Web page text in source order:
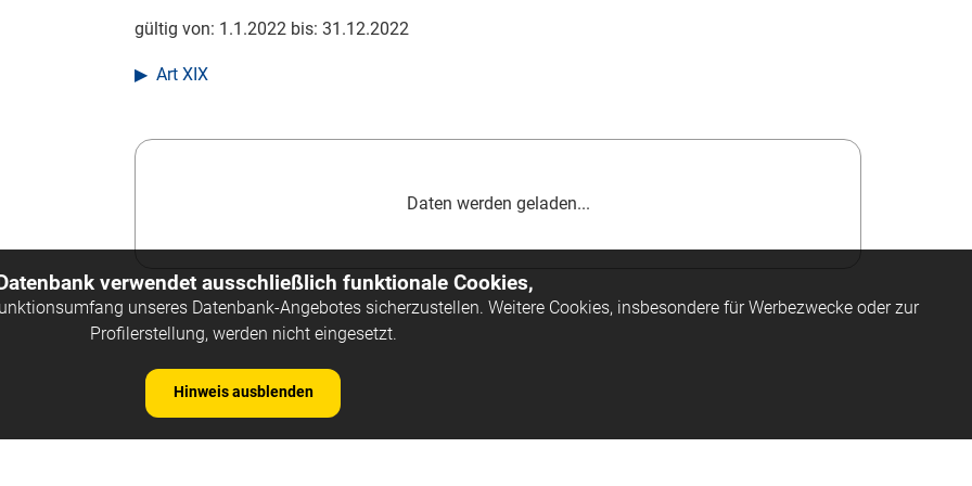
gültig von: 1.1.2022 bis: 31.12.2022
Art XIX
Daten werden geladen...
verwendet ausschließlich funktionale Cookies,
unseres Datenbank-Angebotes sicherzustellen. Weitere Cookies, insbesondere für Werbezwecke oder zur
Profilerstellung, werden nicht eingesetzt.
Hinweis ausblenden